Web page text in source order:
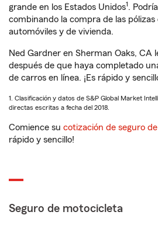
grande en los Estados Unidos1.
combinando la compra de las pólizas
automóviles y de vivienda.
Ned Gardner en Sherman Oaks, CA
después de que haya completado
de carros en línea. ¡Es rápido y
1. Clasificación y datos de S&P Global Market
directas escritas a fecha del 2018.
Comience su cotización de seguro
rápido y sencillo!
Seguro de motocicleta